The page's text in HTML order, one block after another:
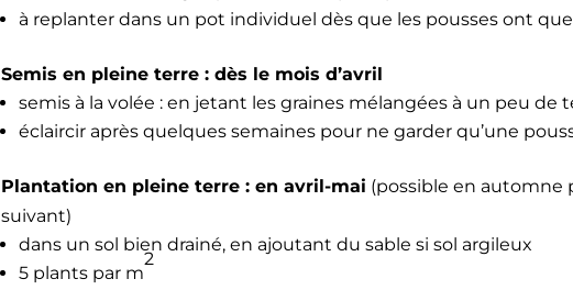
à replanter dans un pot indi­vidu­el dès que les pouss­es ont
Semis en pleine terre : dès le mois d’avril
semis à la volée : en jetant les graines mélangées à un peu de
éclair­cir après quelques semaines pour ne garder qu’une
Plan­ta­tion en pleine terre : en avril-mai (pos­si­ble en automne
suiv­ant)
dans un sol bien drainé, en ajoutant du sable si sol argileux
5 plants par m
2